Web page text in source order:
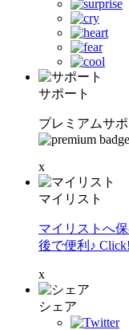
サポート
プレミアムサ
x
マイリスト
マイリストへ
後で便利♪ Click!
x
シェア